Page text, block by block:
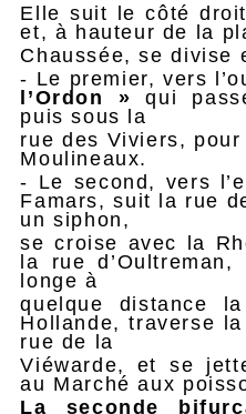
Elle suit le côté
et, à hauteur de la
Chaussée, se divise
- Le premier, vers
l’Ordon » qui
puis sous la
rue des Viviers,
Moulineaux.
- Le second, vers
Famars, suit la rue
un siphon,
se croise avec la
la rue
longe à
quelque distance
Hollande, traverse
rue de la
Viéwarde, et se
au Marché aux
La seconde